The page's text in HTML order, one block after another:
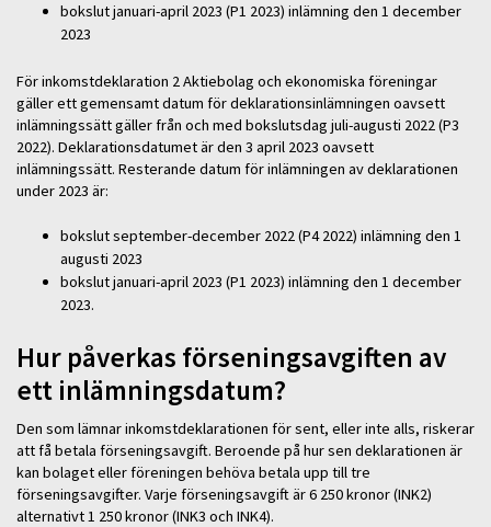
bokslut januari-april 2023 (P1 2023) inlämning den 1 december
2023
För inkomstdeklaration 2 Aktiebolag och ekonomiska föreningar
gäller ett gemensamt datum för deklarationsinlämningen oavsett
inlämningssätt gäller från och med bokslutsdag juli-augusti 2022 (P3
2022). Deklarationsdatumet är den 3 april 2023 oavsett
inlämningssätt. Resterande datum för inlämningen av deklarationen
under 2023 är:
bokslut september-december 2022 (P4 2022) inlämning den 1
augusti 2023
bokslut januari-april 2023 (P1 2023) inlämning den 1 december
2023.
Hur påverkas förseningsavgiften av
ett inlämningsdatum?
Den som lämnar inkomstdeklarationen för sent, eller inte alls, riskerar
att få betala förseningsavgift. Beroende på hur sen deklarationen är
kan bolaget eller föreningen behöva betala upp till tre
förseningsavgifter. Varje förseningsavgift är 6 250 kronor (INK2)
alternativt 1 250 kronor (INK3 och INK4).